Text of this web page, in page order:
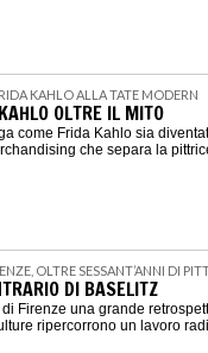
KAHLO ALLA TATE MODERN
OLTRE IL MITO
come Frida Kahlo sia
che separa la
OLTRE SESSANT’ANNI DI
DI BASELITZ
Firenze una grande
ripercorrono un lavoro